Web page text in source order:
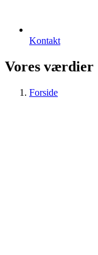
Kontakt
Vores værdier
Forside